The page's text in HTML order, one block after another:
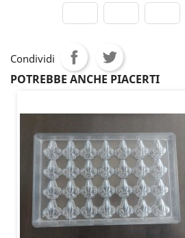
Condividi
POTREBBE ANCHE PIACERTI